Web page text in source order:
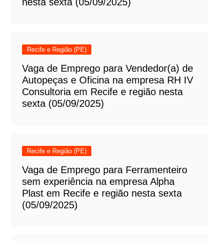
Recife e Região (PE)
Vaga de Emprego para Vendedor(a) de
Autopeças e Oficina na empresa RH IV
Consultoria em Recife e região nesta
sexta (05/09/2025)
Recife e Região (PE)
Vaga de Emprego para Ferramenteiro
sem experiência na empresa Alpha
Plast em Recife e região nesta sexta
(05/09/2025)